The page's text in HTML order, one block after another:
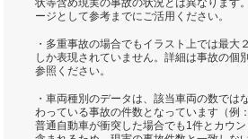
状等含め現実の事故の状況とは異なります
ージとして参考までにご活用ください。
・多重事故の場合でもイラスト上では最大
しか表現されていません。詳細は事故の個
参照ください。
・車両種別のデータは、該当車両の数では
わっている事故の件数となっています（例
普通自動車が衝突した場合でも1件とカウ